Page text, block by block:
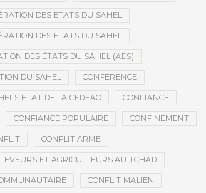
DES ÉTATS DU SAHEL
DES ETATS DU SAHEL
DES ÉTATS DU SAHEL (AES)
DU SAHEL CONFÉRENCE
ETAT DE LA CEDEAO CONFIANCE
CONFIANCE POPULAIRE CONFINEMENT
CONFLIT ARMÉ
ET AGRICULTEURS AU TCHAD
CONFLIT MALIEN